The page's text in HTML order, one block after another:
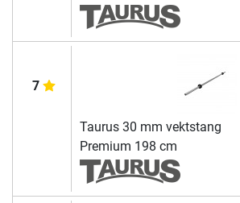
7
Taurus 30 mm vektstang
Premium 198 cm